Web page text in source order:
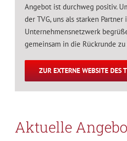
Angebot ist durchweg positiv.
der TVG, uns als starken Partner
Unternehmensnetzwerk
gemeinsam in die Rückrunde
ZUR EXTERNE WEBSITE DES
Aktuelle